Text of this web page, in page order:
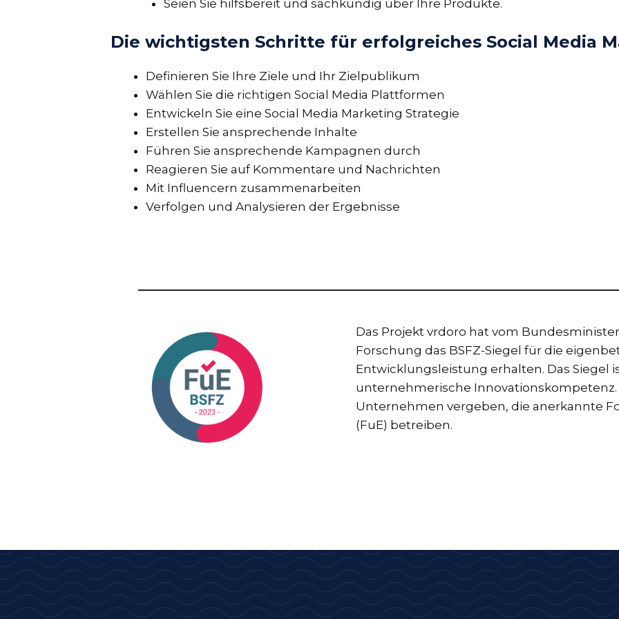
Seien Sie hilfsbereit und sachkundig über Ihre Produkte.
Die wichtigsten Schritte für erfolgreiches Social Media
Definieren Sie Ihre Ziele und Ihr Zielpublikum
Wählen Sie die richtigen Social Media Plattformen
Entwickeln Sie eine Social Media Marketing Strategie
Erstellen Sie ansprechende Inhalte
Führen Sie ansprechende Kampagnen durch
Reagieren Sie auf Kommentare und Nachrichten
Mit Influencern zusammenarbeiten
Verfolgen und Analysieren der Ergebnisse
Das Projekt vrdoro hat vom
Forschung das BSFZ-Siegel für die
Entwicklungsleistung erhalten. Das Siegel
unternehmerische Innovationskompetenz.
Unternehmen vergeben, die anerkannte
(FuE) betreiben.